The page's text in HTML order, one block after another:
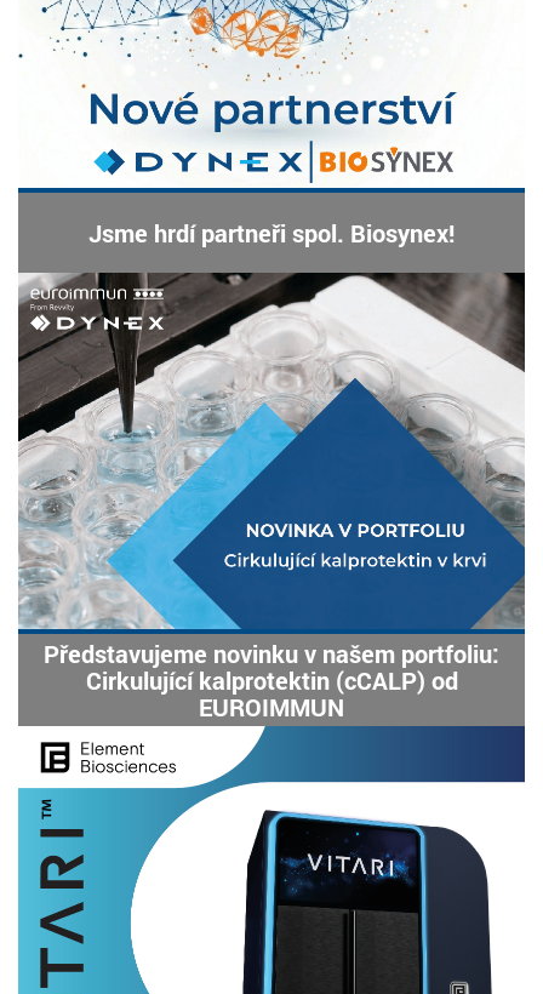
Jsme hrdí partneři spol. Biosynex!
Představujeme novinku v našem portfoliu:
Cirkulující kalprotektin (cCALP) od
EUROIMMUN